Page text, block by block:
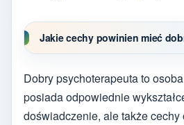
Jakie cechy powinien mieć
Dobry psychoterapeuta to
posiada odpowiednie
doświadczenie, ale także